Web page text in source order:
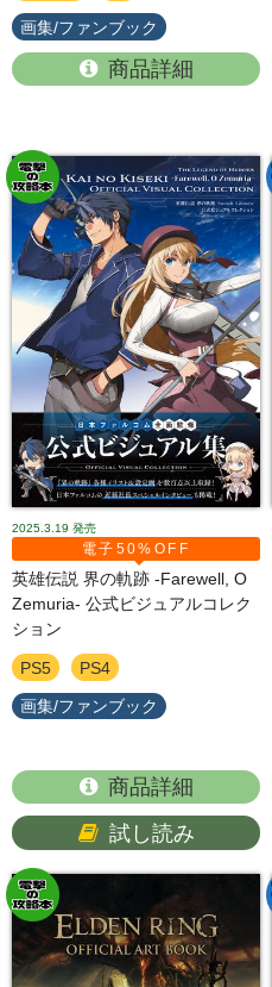
画集/ファンブック
商品詳細
2025.3.19 発売
電子50%OFF
英雄伝説 界の軌跡 -Farewell, O
Zemuria- 公式ビジュアルコレク
ション
PS5 PS4
画集/ファンブック
商品詳細
試し読み